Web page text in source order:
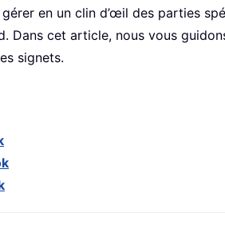
en un clin d’œil des parties
Dans cet article, nous vous
signets.